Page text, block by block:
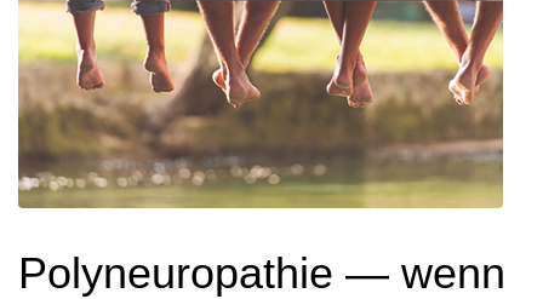
Polyneuropathie — wenn